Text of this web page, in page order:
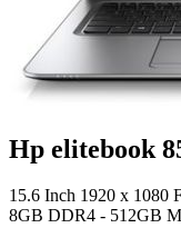
Hp elitebook
15.6 Inch 1920 x 1080
8GB DDR4 - 512GB